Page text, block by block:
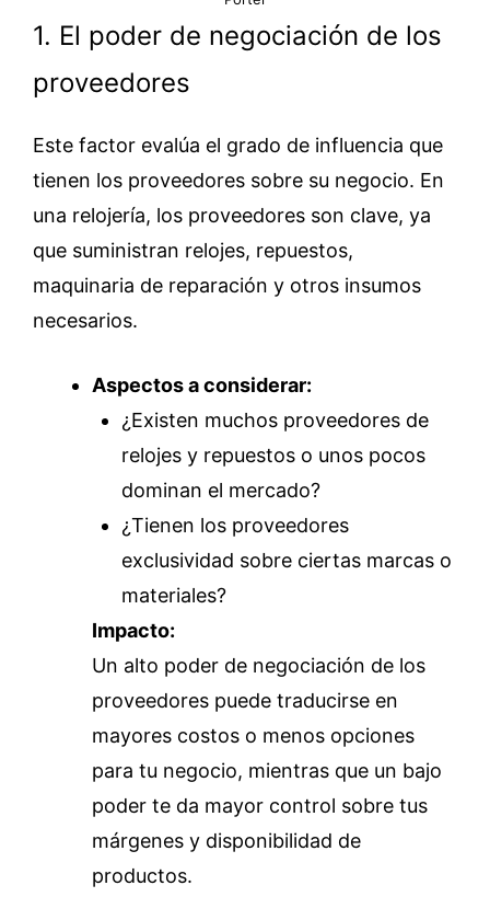
1. El poder de negociación de los
proveedores
Este factor evalúa el grado de influencia que
tienen los proveedores sobre su negocio. En
una relojería, los proveedores son clave, ya
que suministran relojes, repuestos,
maquinaria de reparación y otros insumos
necesarios.
Aspectos a considerar:
¿Existen muchos proveedores de
relojes y repuestos o unos pocos
dominan el mercado?
¿Tienen los proveedores
exclusividad sobre ciertas marcas o
materiales?
Impacto:
Un alto poder de negociación de los
proveedores puede traducirse en
mayores costos o menos opciones
para tu negocio, mientras que un bajo
poder te da mayor control sobre tus
márgenes y disponibilidad de
productos.